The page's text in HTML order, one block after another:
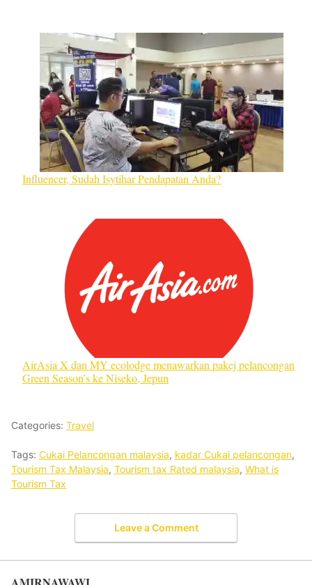
Influencer, Sudah Isytihar Pendapatan Anda?
AirAsia X dan MY ecolodge menawarkan pakej pelancongan
Green Season’s ke Niseko, Jepun
Categories: Travel
Tags: Cukai Pelancongan malaysia, kadar Cukai pelancongan,
Tourism Tax Malaysia, Tourism tax Rated malaysia, What is
Tourism Tax
Leave a Comment
AMIRNAWAWI